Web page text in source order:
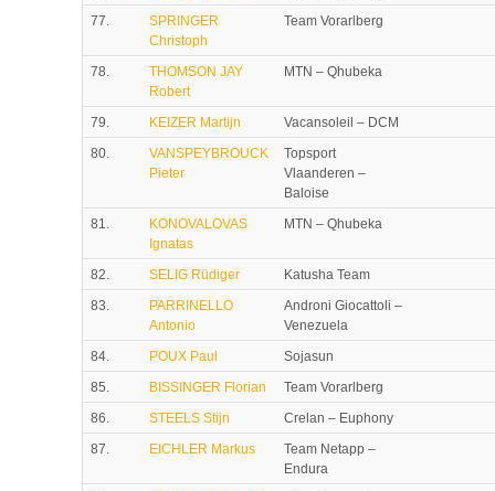
77.
SPRINGER
Christoph
Team Vorarlberg
78.
THOMSON JAY
Robert
MTN – Qhubeka
79. KEIZER Martijn
Vacansoleil – DCM
80.
VANSPEYBROUCK
Pieter
Topsport
Vlaanderen –
Baloise
81.
KONOVALOVAS
Ignatas
MTN – Qhubeka
82. SELIG Rüdiger
Katusha Team
83.
PARRINELLO
Antonio
Androni Giocattoli –
Venezuela
84.
POUX Paul
Sojasun
85.
BISSINGER Florian
Team Vorarlberg
86.
STEELS Stijn
Crelan – Euphony
87.
EICHLER Markus
Team Netapp –
Endura